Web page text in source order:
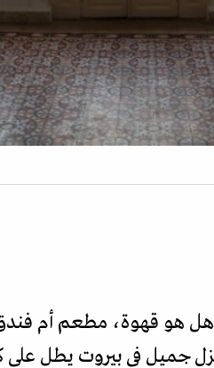
هل هو قهوة، مطعم أم
في بيروت يطل على